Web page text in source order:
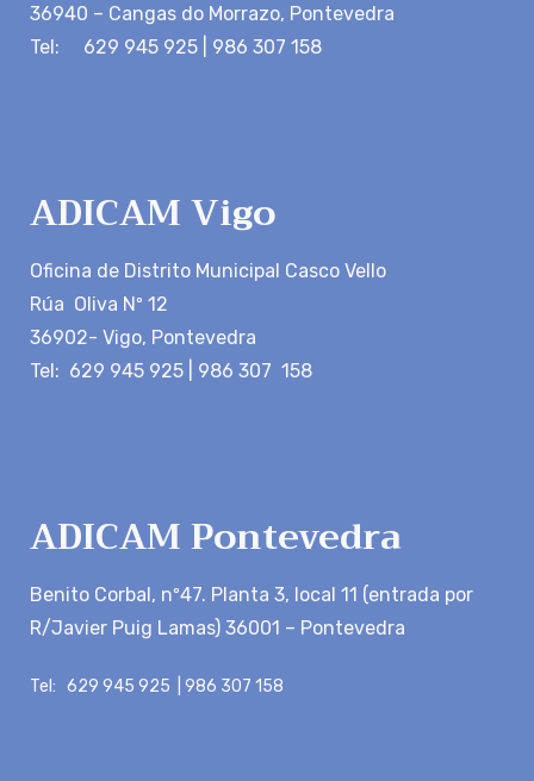
36940 – Cangas do Morrazo, Pontevedra
Tel: 629 945 925 | 986 307 158
ADICAM Vigo
Oficina de Distrito Municipal Casco Vello
Rúa Oliva Nº 12
36902- Vigo, Pontevedra
Tel: 629 945 925 | 986 307 158
ADICAM Pontevedra
Benito Corbal, nº47. Planta 3, local 11 (entrada por
R/Javier Puig Lamas) 36001 – Pontevedra
Tel: 629 945 925 | 986 307 158